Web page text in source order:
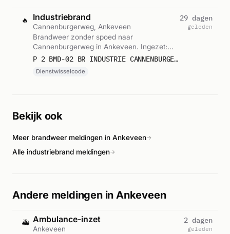
🔥 Industriebrand
Cannenburgerweg, Ankeveen
Brandweer zonder spoed naar
Cannenburgerweg in Ankeveen. Ingezet:
Dienstwisselcode. Gemeld om 18:21.
P 2 BMD-02 BR INDUSTRIE CANNENBURGERWEG ANKEVEEN 147087 147088
Dienstwisselcode
29 dagen
geleden
Bekijk ook
Meer brandweer meldingen in Ankeveen→
Alle industriebrand meldingen→
Andere meldingen in Ankeveen
🚑 Ambulance-inzet
Ankeveen
2 dagen
geleden